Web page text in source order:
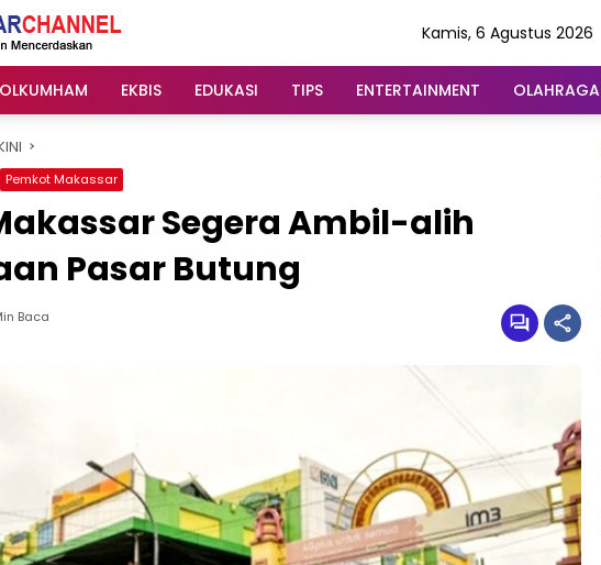
Kamis, 6 Agustus 2026
EKBIS EDUKASI TIPS ENTERTAINMENT OLAHRAGA
Pemkot Makassar
Segera Ambil-alih
Pasar Butung
Baca